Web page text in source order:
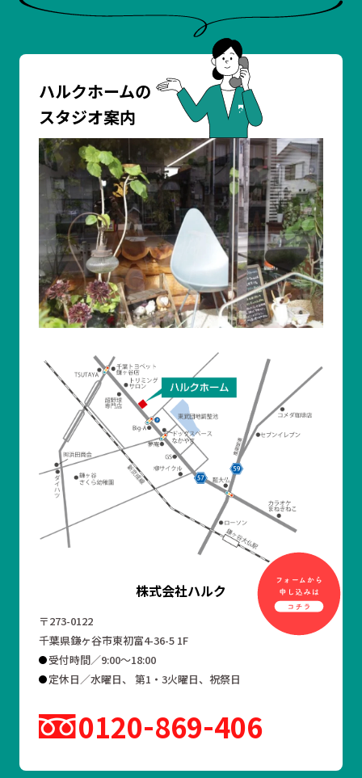
ハルクホームの
スタジオ案内
株式会社ハルク
〒273-0122
千葉県鎌ヶ谷市東初富4-36-5 1F
受付時間／9:00～18:00
定休日／水曜日、 第1・3火曜日、祝祭日
0120 869 406